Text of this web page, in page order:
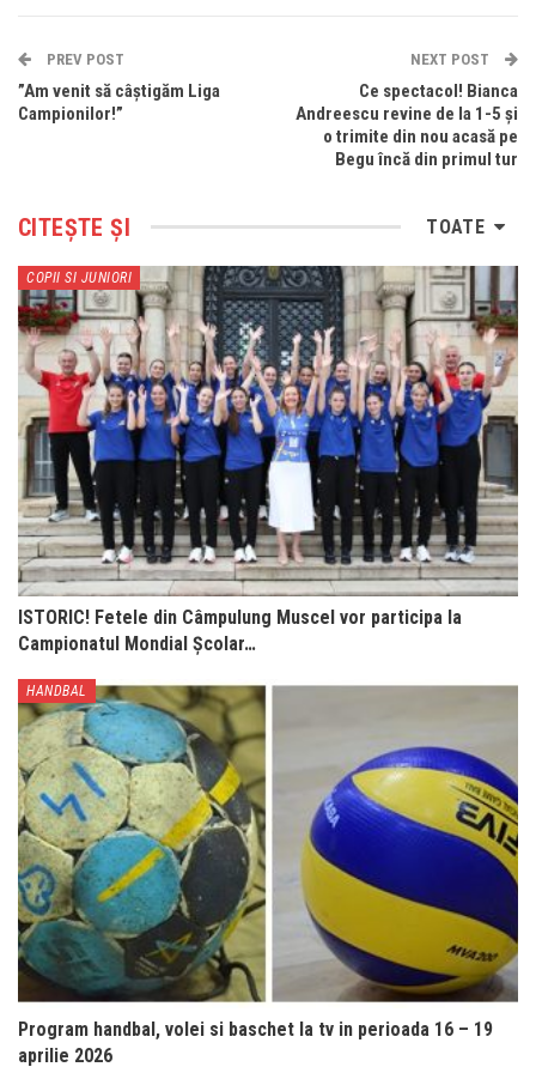
PREV POST
”Am venit să câștigăm Liga
Campionilor!”
NEXT POST
Ce spectacol! Bianca
Andreescu revine de la 1-5 și
o trimite din nou acasă pe
Begu încă din primul tur
TOATE
CITEȘTE ȘI
COPII SI JUNIORI
ISTORIC! Fetele din Câmpulung Muscel vor participa la
Campionatul Mondial Școlar…
HANDBAL
Program handbal, volei si baschet la tv in perioada 16 – 19
aprilie 2026